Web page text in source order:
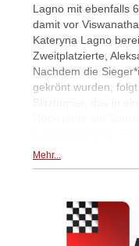
Lagno mit ebenfalls
damit vor
Kateryna Lagno
Zweitplatzierte,
Nachdem die
gekrönt wurden,
Mehr...